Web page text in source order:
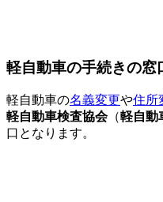
軽自動車の手続きの窓
軽自動車の名義変更や住所
軽自動車検査協会（軽自動
口となります。